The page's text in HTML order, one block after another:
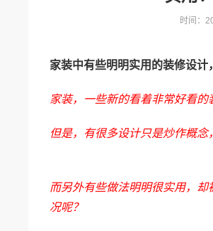
时间：
家装中有些明明实用的装修设
家装，一些新的看着非常好看的
但是，有很多设计只是炒作概
而另外有些做法明明很实用，
况呢？